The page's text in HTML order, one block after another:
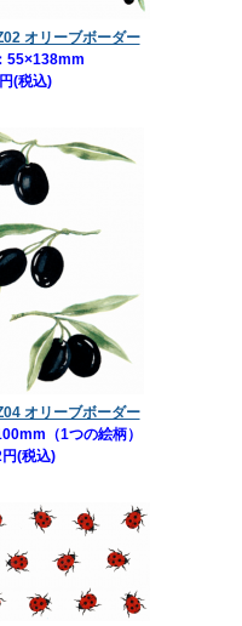
オリーブボーダー
55×138mm
(税込)
オリーブボーダー
（1つの絵柄）
(税込)